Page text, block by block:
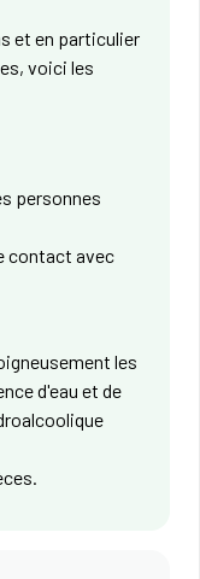
et en particulier
voici les
personnes
contact avec
les
d'eau et de